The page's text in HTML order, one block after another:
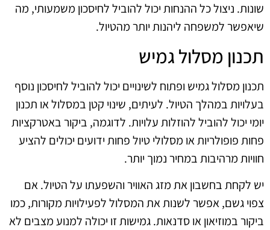
שונות. ניצול כל ההנחות יכול להוביל לחיסכון משמעותי, מה
שיאפשר למשפחה ליהנות יותר מהטיול.
תכנון מסלול גמיש
תכנון מסלול גמיש ופתוח לשינויים יכול להוביל לחיסכון נוסף
בעלויות במהלך הטיול. לעיתים, שינוי קטן במסלול או תכנון
יומי יכול להוביל להוזלות עלויות. לדוגמה, ביקור באטרקציות
פחות פופולריות או מסלולי טיול פחות ידועים יכולים להציע
חוויות מרהיבות במחיר נמוך יותר.
יש לקחת בחשבון את מזג האוויר והשפעתו על הטיול. אם
צפוי גשם, אפשר לשנות את המסלול לפעילויות מקורות, כמו
ביקור במוזיאון או סדנאות. גמישות זו יכולה למנוע מצבים לא